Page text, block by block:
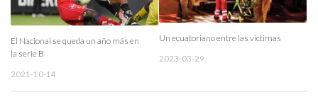
El Nacional se queda un año más en
la serie B
2021-10-14
Un ecuatoriano entre las víctimas
2023-03-29